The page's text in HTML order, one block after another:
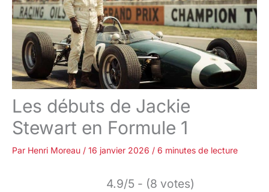
Les débuts de Jackie
Stewart en Formule 1
Par Henri Moreau / 16 janvier 2026 / 6 minutes de lecture
4.9/5 - (8 votes)